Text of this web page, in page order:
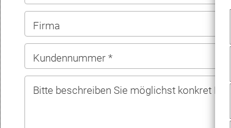
Firma
Kundennummer *
Bitte beschreiben Sie möglichst konkret Ihr